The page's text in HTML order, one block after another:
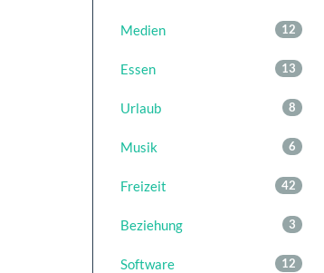
12
Medien
13
Essen
8
Urlaub
6
Musik
42
Freizeit
3
Beziehung
12
Software